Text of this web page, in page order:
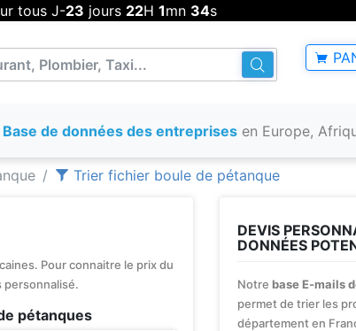
tous J-23 jours 22H 1mn 34s
Base de données des entreprises en Europe,
Trier fichier boule de pétanque
Pour connaitre le prix du
personnalisé.
pétanques
DEVIS
DONNÉES
Notre base E-mails
permet de trier les
département en